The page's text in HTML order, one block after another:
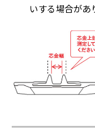
いする場合があ